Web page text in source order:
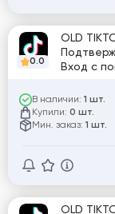
0.0
OLD
Вход с
В наличии: 1 шт.
Купили: 0 шт.
Мин. заказ: 1 шт.
OLD